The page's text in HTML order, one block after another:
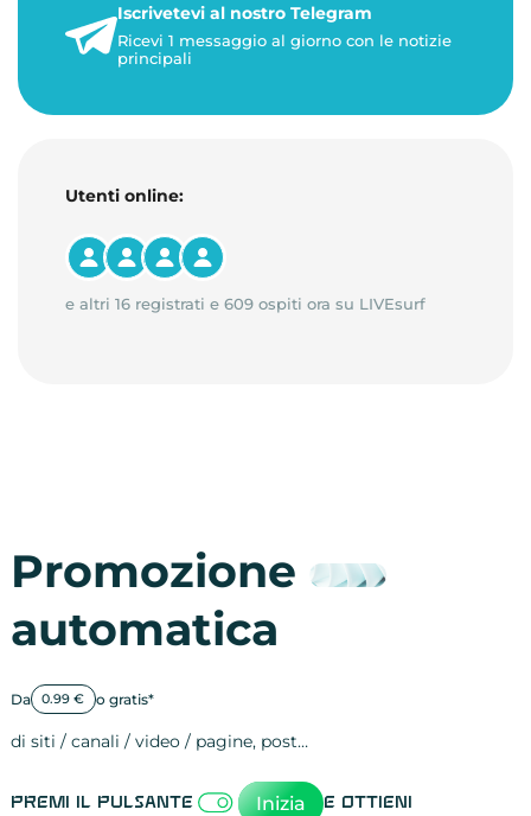
23 maggio 2026
1 minuto di lettura
Iscrivetevi al nostro Telegram
Ricevi 1 messaggio al giorno con le notizie
principali
Utenti online:
e altri 16 registrati e 609 ospiti ora su LIVEsurf
Promozione
automatica
Da 0.99 € o gratis*
di siti / canali / video / pagine, post…
Premi il pulsante Inizia e ottieni